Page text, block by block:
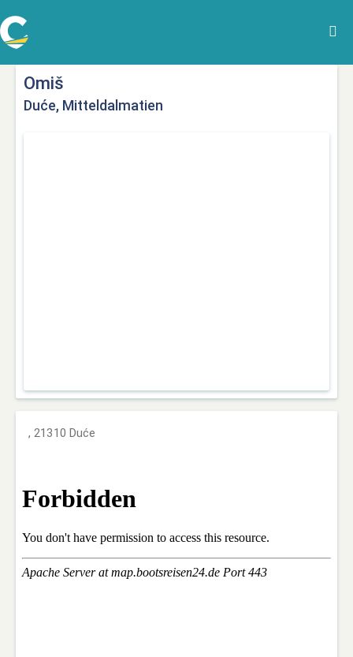
Omiš
Duće, Mitteldalmatien
, 21310 Duće